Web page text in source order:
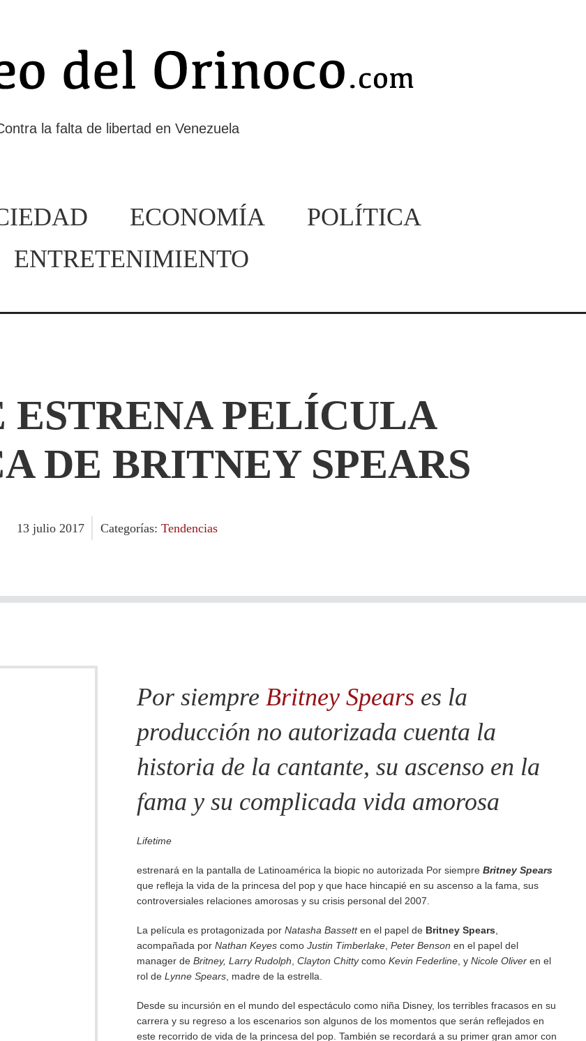
la falta de libertad en Venezuela
ECONOMÍA
POLÍTICA
ENTRETENIMIENTO
PELÍCULA
DE BRITNEY SPEARS
13 julio 2017 Categorías: Tendencias
Por siempre Britney Spears es la
producción no autorizada cuenta la
historia de la cantante, su ascenso en la
fama y su complicada vida amorosa
Lifetime
estrenará en la pantalla de Latinoamérica la biopic no autorizada Por siempre Britney Spears
que refleja la vida de la princesa del pop y que hace hincapié en su ascenso a la fama, sus
controversiales relaciones amorosas y su crisis personal del 2007.
La película es protagonizada por Natasha Bassetten el papel de Britney Spears
acompañada por Nathan Keyescomo Justin Timberlake, Peter Benson en el papel del
manager de Britney, Larry Rudolph Clayton Chittycomo Kevin Federline, y Nicole Oliveren el
rol de Lynne Spears, madre de la estrella.
Desde su incursión en el mundo del espectáculo como niña Disney, los terribles fracasos en su
carrera y su regreso a los escenarios son algunos de los momentos que serán reflejados en
este recorrido de vida de la princesa del pop. También se recordará a su primer gran amor con